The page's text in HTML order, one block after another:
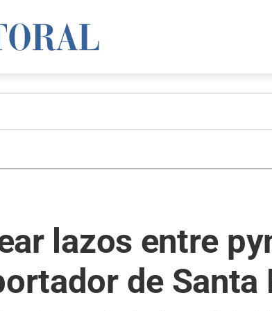
lazos entre
de Santa